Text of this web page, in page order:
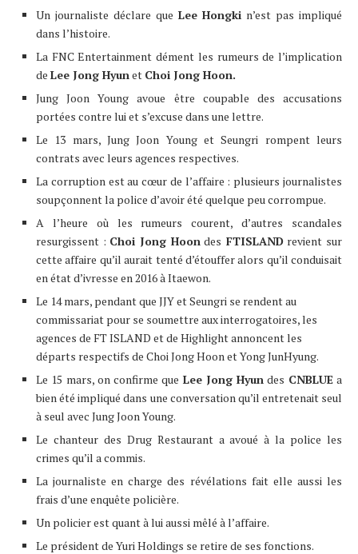
Un journaliste déclare que Lee Hongki n’est pas impliqué
dans l’histoire.
La FNC Entertainment dément les rumeurs de l’implication
de Lee Jong Hyunet Choi Jong Hoon.
Jung Joon Young avoue être coupable des accusations
portées contre lui et s’excuse dans une lettre.
Le 13 mars, Jung Joon Young et Seungri rompent leurs
contrats avec leurs agences respectives.
La corruption est au cœur de l’affaire : plusieurs journalistes
soupçonnent la police d’avoir été quelque peu corrompue.
A l’heure où les rumeurs courent, d’autres scandales
resurgissent : Choi Jong Hoondes FTISLANDrevient sur
cette affaire qu’il aurait tenté d’étouffer alors qu’il conduisait
en état d’ivresse en 2016 à Itaewon.
Le 14 mars, pendant que JJY et Seungri se rendent au
commissariat pour se soumettre aux interrogatoires, les
agences de FT ISLAND et de Highlight annoncent les
départs respectifs de Choi Jong Hoon et Yong JunHyung.
Le 15 mars, on confirme que Lee Jong Hyun des CNBLUEa
bien été impliqué dans une conversation qu’il entretenait seul
à seul avec Jung Joon Young.
Le chanteur des Drug Restaurant a avoué à la police les
crimes qu’il a commis.
La journaliste en charge des révélations fait elle aussi les
frais d’une enquête policière.
Un policier est quant à lui aussi mêlé à l’affaire.
Le président de Yuri Holdings se retire de ses fonctions.